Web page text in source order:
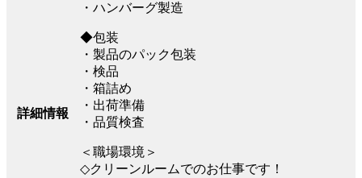
詳細情報
・ハンバーグ製造
◆包装
・製品のパック包装
・検品
・箱詰め
・出荷準備
・品質検査
＜職場環境＞
◇クリーンルームでのお仕事です！